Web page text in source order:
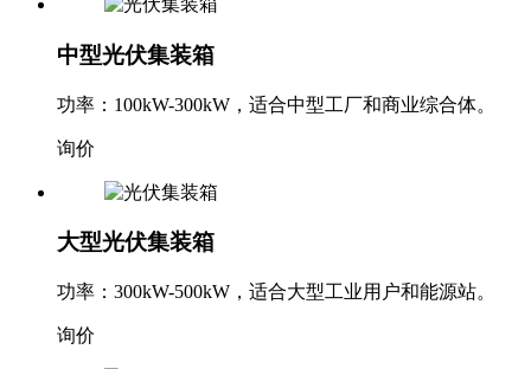
中型光伏集装箱
功率：100kW-300kW，适合中型工厂和商业综合体。
询价
大型光伏集装箱
功率：300kW-500kW，适合大型工业用户和能源站。
询价